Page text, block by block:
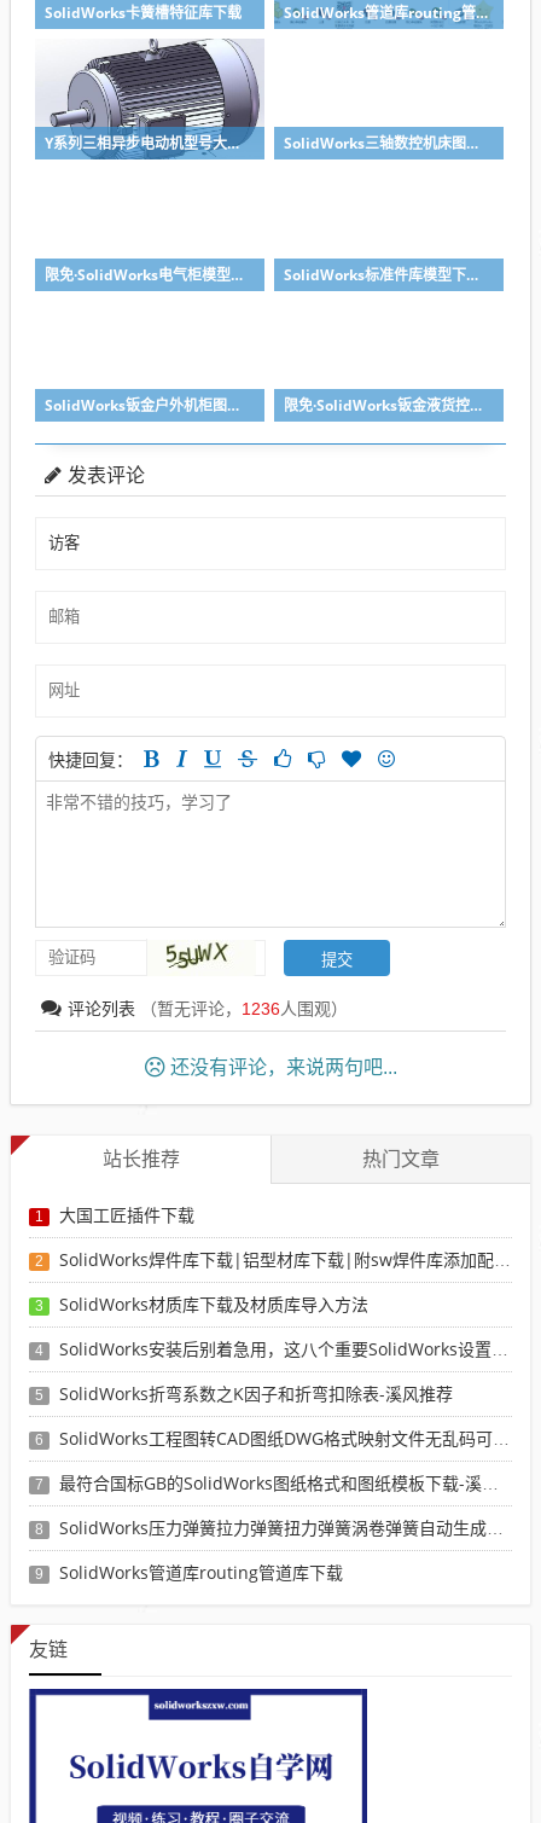
SolidWorks卡簧槽特征库下载 SolidWorks管道库routing管道库下载
Y系列三相异步电动机型号大全技术参数安装尺寸及3d模型solidworks模型下载 SolidWorks三轴数控机床图纸模型下载
限免·SolidWorks电气柜模型GGD机柜，钣金特征参数完整 SolidWorks标准件库模型下载（多配置版）
SolidWorks钣金户外机柜图纸下载，带参数 限免·SolidWorks钣金液货控制台图纸下载
发表评论
快捷回复：
评论列表 （暂无评论， 1236人围观）
还没有评论，来说两句吧...
站长推荐 热门文章
1 大国工匠插件下载
2 SolidWorks焊件库下载|铝型材库下载|附sw焊件库添加配置使用教程
3 SolidWorks材质库下载及材质库导入方法
4 SolidWorks安装后别着急用，这八个重要SolidWorks设置可以提高你的画图效率
5 SolidWorks折弯系数之K因子和折弯扣除表-溪风推荐
6 SolidWorks工程图转CAD图纸DWG格式映射文件无乱码可分层-溪风亲测推荐
7 最符合国标GB的SolidWorks图纸格式和图纸模板下载-溪风专用版
8 SolidWorks压力弹簧拉力弹簧扭力弹簧涡卷弹簧自动生成宏程序下载
9 SolidWorks管道库routing管道库下载
友链